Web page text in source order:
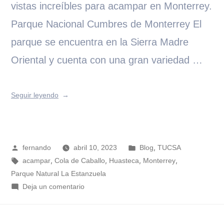
vistas increíbles para acampar en Monterrey.
Parque Nacional Cumbres de Monterrey El
parque se encuentra en la Sierra Madre
Oriental y cuenta con una gran variedad …
Seguir leyendo
fernando abril 10, 2023 Blog,TUCSA
acampar,Cola de Caballo, Huasteca, Monterrey,
Parque Natural La Estanzuela
Deja un comentario